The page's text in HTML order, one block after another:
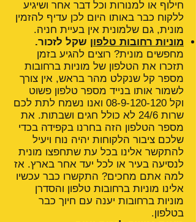
חילוף או למנורות וכל דבר אחר ושיגיע
ללקוח כבר באותו היום לכן עדיף להזמין
מונית, גם שלמונית אין בעיית חניה.
מוניות רחובות טלפון שקל לזכור.
מחפשים מונית? רוצים להגיע בזמן
תזכרו את הטלפון של מוניות ברחובות
מספר קל שנקלט מהר בראש, אין צורך
לשמור אותו בנייד מספר טלפון פשוט
וקל 08-9-120-120 ואנו נשמח לתת לכם
שרות 24/6 לא כולל חגים ושבתות. את
מספר הטלפון הזה בחרנו בקפידה בכדי
שלכם ציבור הלקוחות יהיה נוח ויעיל
להתקשר אלינו בכל עת שתחפצו מונית
לנסיעה בעיר או לכל יעד אחר בארץ. אז
למה אתם מחכים? התקשרו כבר עכשיו
אלינו מוניות ברחובות טלפון והסדרן
מוניות ברחובות יענה עם חיוך כבר
בטלפון.